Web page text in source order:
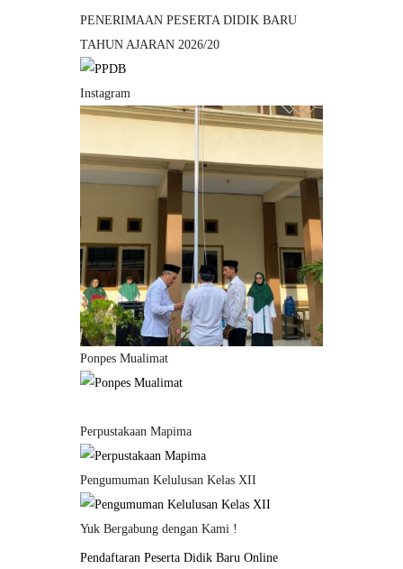
PENERIMAAN PESERTA DIDIK BARU
TAHUN AJARAN 2026/20
Instagram
Ponpes Mualimat
Perpustakaan Mapima
Pengumuman Kelulusan Kelas XII
Yuk Bergabung dengan Kami !
Pendaftaran Peserta Didik Baru Online